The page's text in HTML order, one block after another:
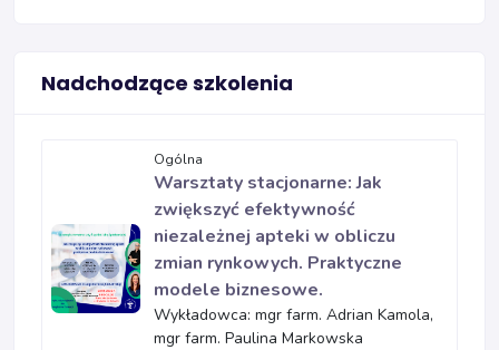
Nadchodzące szkolenia
Ogólna
Warsztaty stacjonarne: Jak
zwiększyć efektywność
niezależnej apteki w obliczu
zmian rynkowych. Praktyczne
modele biznesowe.
Wykładowca: mgr farm. Adrian Kamola,
mgr farm. Paulina Markowska